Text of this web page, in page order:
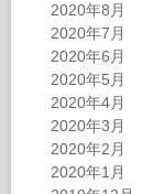
2020年8月
2020年7月
2020年6月
2020年5月
2020年4月
2020年3月
2020年2月
2020年1月